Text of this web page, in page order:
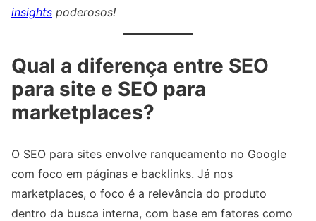
insights poderosos!
Qual a diferença entre SEO
para site e SEO para
marketplaces?
O SEO para sites envolve ranqueamento no Google
com foco em páginas e backlinks. Já nos
marketplaces, o foco é a relevância do produto
dentro da busca interna, com base em fatores como